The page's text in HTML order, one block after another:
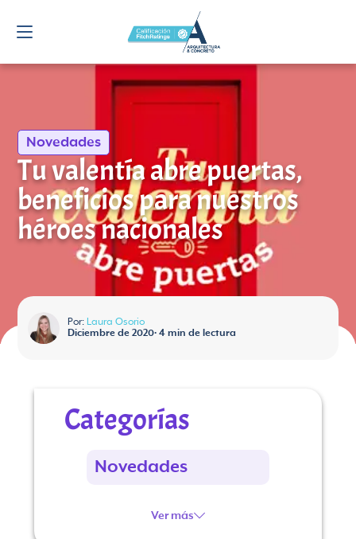
Novedades
Tu valentía abre puertas,
beneficios para nuestros
héroes nacionales
Por: Laura Osorio
Diciembre de 2020• 4min de lectura
Categorías
Novedades
Ver más